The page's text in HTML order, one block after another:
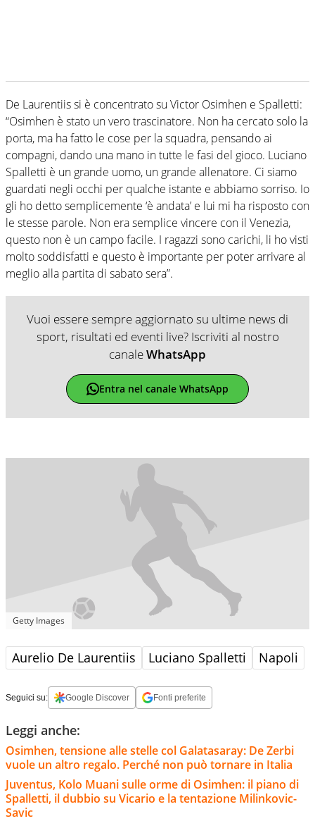
De Laurentiis si è concentrato su Victor Osimhen e Spalletti:
“Osimhen è stato un vero trascinatore. Non ha cercato solo la
porta, ma ha fatto le cose per la squadra, pensando ai
compagni, dando una mano in tutte le fasi del gioco. Luciano
Spalletti è un grande uomo, un grande allenatore. Ci siamo
guardati negli occhi per qualche istante e abbiamo sorriso. Io
gli ho detto semplicemente ‘è andata’ e lui mi ha risposto con
le stesse parole. Non era semplice vincere con il Venezia,
questo non è un campo facile. I ragazzi sono carichi, li ho visti
molto soddisfatti e questo è importante per poter arrivare al
meglio alla partita di sabato sera”.
Vuoi essere sempre aggiornato su ultime news di
sport, risultati ed eventi live? Iscriviti al nostro
canaleWhatsApp
Entra nel canale WhatsApp
Getty Images
Aurelio De Laurentiis Luciano Spalletti Napoli
Seguici su: Google Discover Fonti preferite
Leggi anche:
Osimhen, tensione alle stelle col Galatasaray: De Zerbi
vuole un altro regalo. Perché non può tornare in Italia
Juventus, Kolo Muani sulle orme di Osimhen: il piano di
Spalletti, il dubbio su Vicario e la tentazione Milinkovic-
Savic